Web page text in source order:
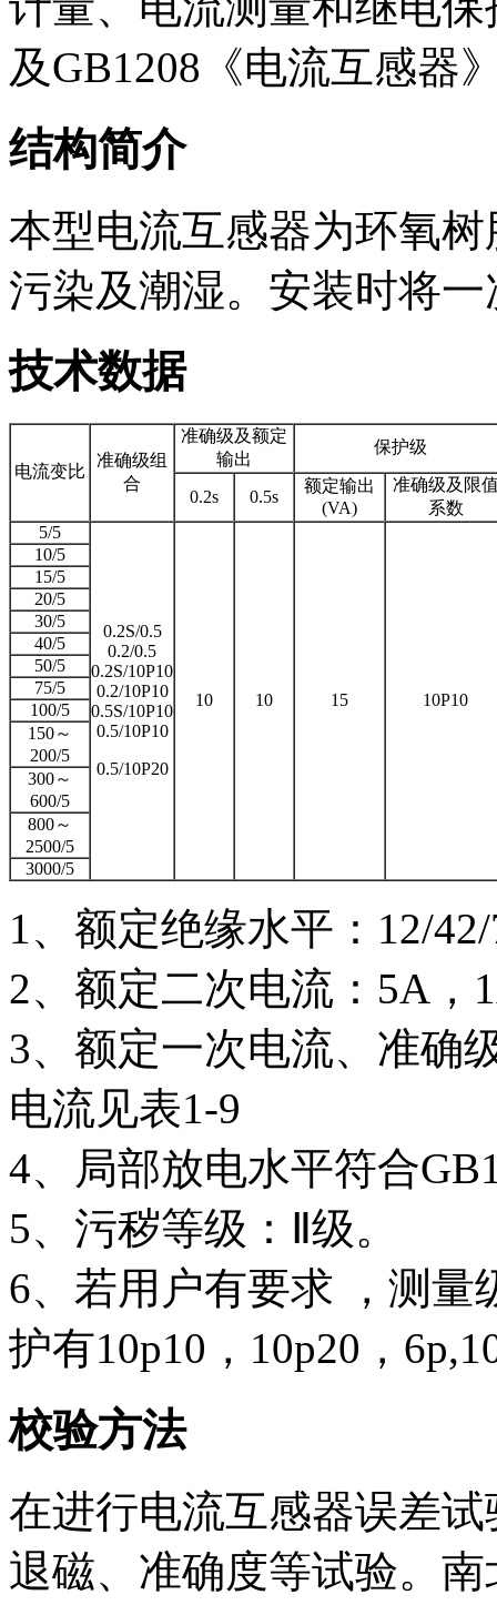
及GB1208《电流互感器
结构简介
本型电流互感器为环氧
污染及潮湿。安装时将
技术数据
电流变比
准确级组
合
准确级及额定
输出
保护级
0.2s 0.5s
额定输出
(VA)
准确级及限
系数
5/5
0.2S/0.5
0.2/0.5
0.2S/10P10
0.2/10P10
0.5S/10P10
0.5/10P10
0.5/10P20
10 10 15 10P10
10/5
15/5
20/5
30/5
40/5
50/5
75/5
100/5
150～
200/5
300～
600/5
800～
2500/5
3000/5
1、额定绝缘水平：12/
2、额定二次电流：5A，
3、额定一次电流、准确
电流见表1-9
4、局部放电水平符合
5、污秽等级：Ⅱ级。
6、若用户有要求 ，测量
护有10p10，10p20，
校验方法
在进行电流互感器误差
退磁、准确度等试验。